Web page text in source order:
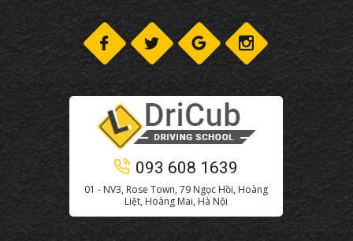
093 608 1639
01 - NV3, Rose Town, 79 Ngọc Hồi, Hoàng
Liệt, Hoàng Mai, Hà Nội